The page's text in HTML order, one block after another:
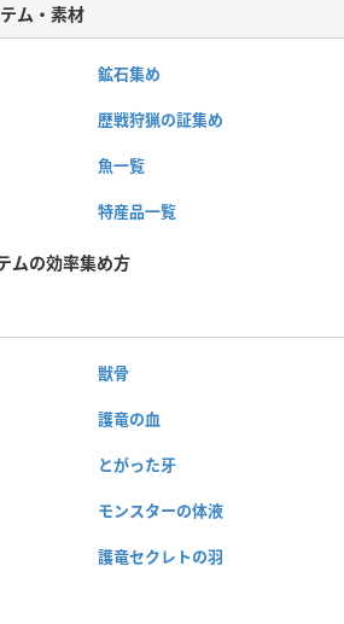
ム・素材
鉱石集め
歴戦狩猟の証集め
魚一覧
特産品一覧
ムの効率集め方
獣骨
護竜の血
とがった牙
モンスターの体液
護竜セクレトの羽